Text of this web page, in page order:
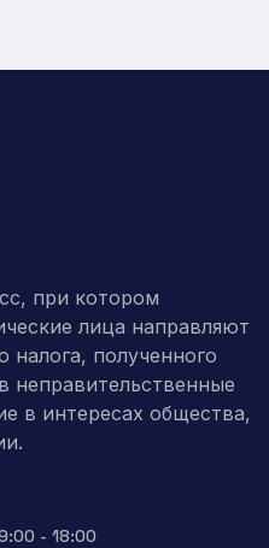
при котором
лица направляют
полученного
в интересах общества,
- 18:00